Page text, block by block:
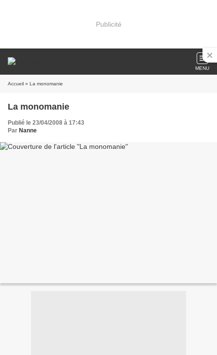
Publicité
MENU
Accueil » La monomanie
La monomanie
Publié le 23/04/2008 à 17:43
Par Nanne